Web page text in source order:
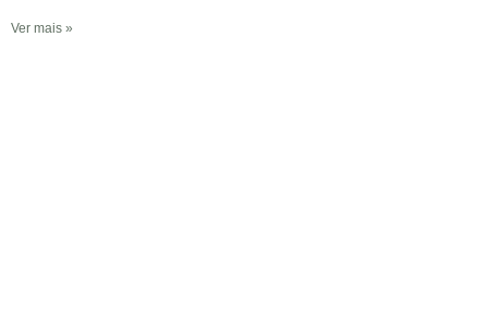
Ver mais »